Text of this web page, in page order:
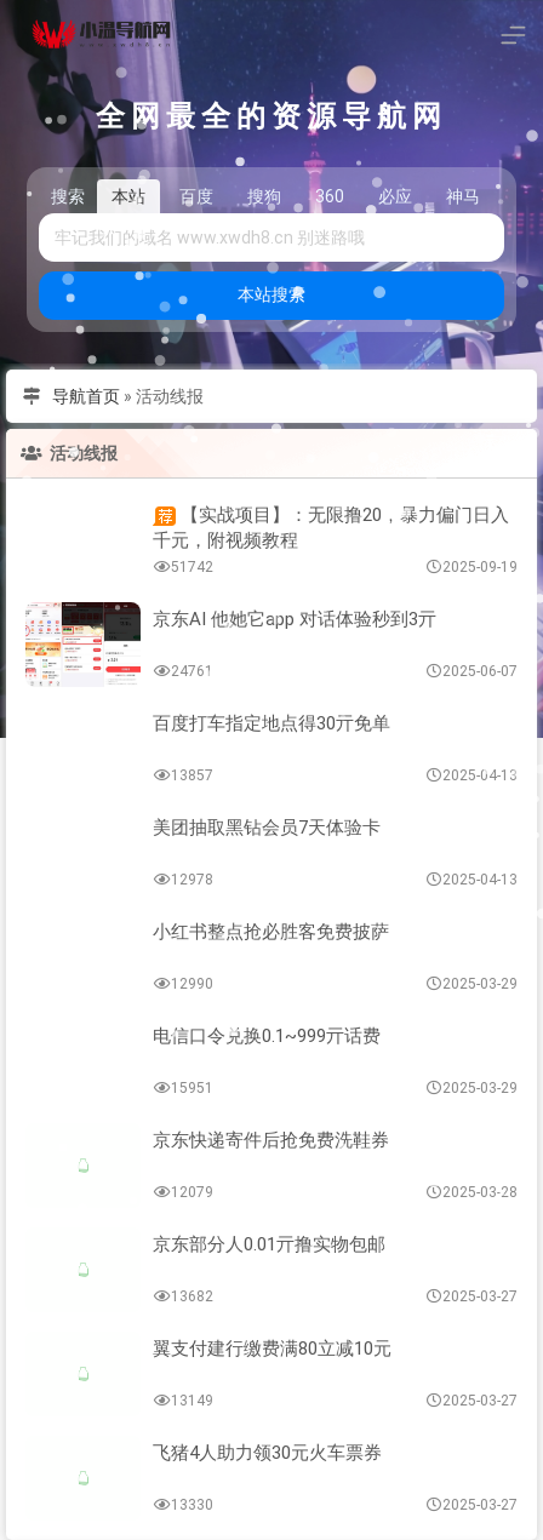
全网最全的资源导航网
搜索 本站 百度 搜狗 360 必应 神马 头
本站搜索
导航首页» 活动线报
活动线报
【实战项目】：无限撸20，暴力偏门日入
千元，附视频教程
51742 2025-09-19
京东AI 他她它app 对话体验秒到3亓
24761 2025-06-07
百度打车指定地点得30亓免单
13857 2025-04-13
美团抽取黑钻会员7天体验卡
12978 2025-04-13
小红书整点抢必胜客免费披萨
12990 2025-03-29
电信口令兑换0.1~999亓话费
15951 2025-03-29
京东快递寄件后抢免费洗鞋券
12079 2025-03-28
京东部分人0.01亓撸实物包邮
13682 2025-03-27
翼支付建行缴费满80立减10元
13149 2025-03-27
飞猪4人助力领30元火车票券
13330 2025-03-27